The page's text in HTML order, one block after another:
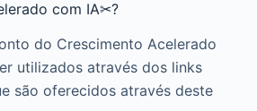
com IA✂?
do Crescimento Acelerado
utilizados através dos links
são oferecidos através deste